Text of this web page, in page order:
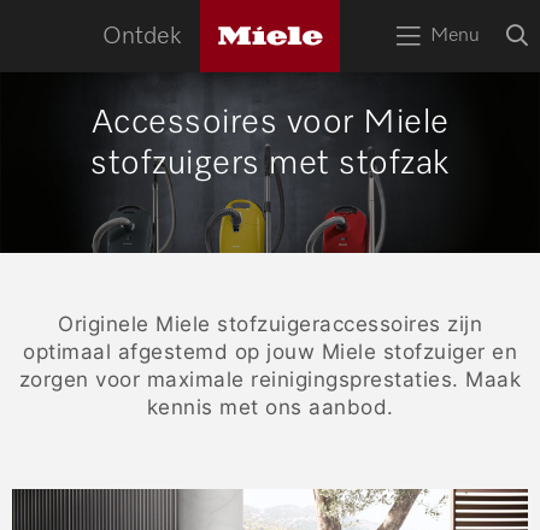
Menu
Open
Ontdek
logo
RECEPTEN
WOONINSPIRATIE
SERVICE
Accessoires voor Miele
stofzuigers met stofzak
Originele Miele stofzuigeraccessoires zijn
optimaal afgestemd op jouw Miele stofzuiger en
zorgen voor maximale reinigingsprestaties. Maak
kennis met ons aanbod.